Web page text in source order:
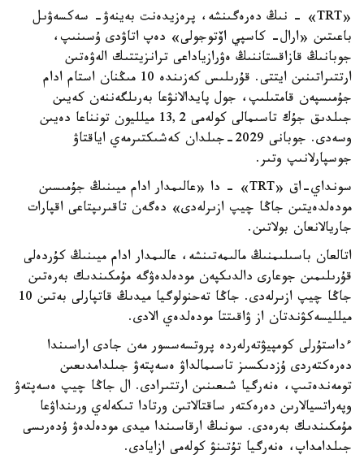
«TRT» - نىڭ دەرەگىنشە، پرەزيدەنت بەينەۋ- سەكسەۋىل
باعىتىن «ارال- كاسپي اۆتوجولى» دەپ اتاۋدى ۇسىنىپ،
جوبانىڭ قازاقستاننىڭ ەۋرازياداعى ترانزيتتىك الەۋەتىن
ارتتىراتىنىن ايتتى. قۇرىلىس كەزىندە 10 مىڭنان استام ادام
جۇمىسپەن قامتىلىپ، جول پايدالانۋعا بەرىلگەننەن كەيىن
جىلدىق جۇك تاسىمالى كولەمى 13,2 ميلليون تونناعا دەيىن
وسەدى. جوبانى 2029-جىلدان كەشىكتىرمەي اياقتاۋ
جوسپارلانىپ وتىر.
سونداي-اق «TRT» - دا «عالىمدار ادام ميىنىڭ جۇمىسىن
مودەلدەيتىن جاڭا چيپ ازىرلەدى» دەگەن تاقىرىپتاعى اقپارات
جاريالانعان بولاتىن.
اتالعان باسىلىمنىڭ مالىمەتىنشە، عالىمدار ادام ميىنىڭ كۇردەلى
قۇرىلىمىن جوعارى دالدىكپەن مودەلدەۋگە مۇمكىندىك بەرەتىن
جاڭا چيپ ازىرلەدى. جاڭا تەحنولوگيا ميدىڭ قاتپارلى بەتىن 10
ميلليسەكۋندتان از ۋاقىتتا مودەلدەي الادى.
ءداستۇرلى كومپيۋتەرلەردە پروتسەسسور مەن جادى اراسىندا
دەرەكتەردى ۇزدىكسىز تاسىمالداۋ ەسەپتەۋ جىلدامدىعىن
تومەندەتىپ، ەنەرگيا شىعىنىن ارتتىرادى. ال جاڭا چيپ ەسەپتەۋ
وپەراتسيالارىن دەرەكتەر ساقتالاتىن ورتادا تىكەلەي ورىنداۋعا
مۇمكىندىك بەرەدى. سونىڭ ارقاسىندا ميدى مودەلدەۋ ۇدەرىسى
جىلدامداپ، ەنەرگيا تۇتىنۋ كولەمى ازايادى.